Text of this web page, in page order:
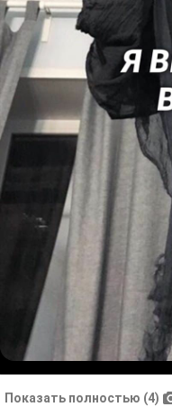
Показать полностью (4)